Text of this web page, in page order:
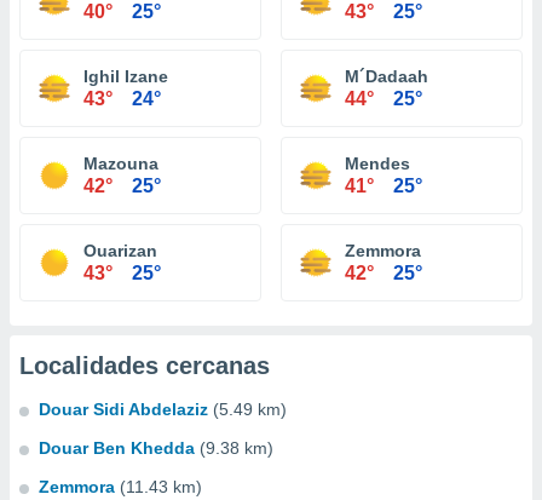
40° 25° 43° 25°
Ighil Izane
43° 24°
M´Dadaah
44° 25°
Mazouna
42° 25°
Mendes
41° 25°
Ouarizan
43° 25°
Zemmora
42° 25°
Localidades cercanas
Douar Sidi Abdelaziz (5.49 km)
Douar Ben Khedda (9.38 km)
Zemmora (11.43 km)